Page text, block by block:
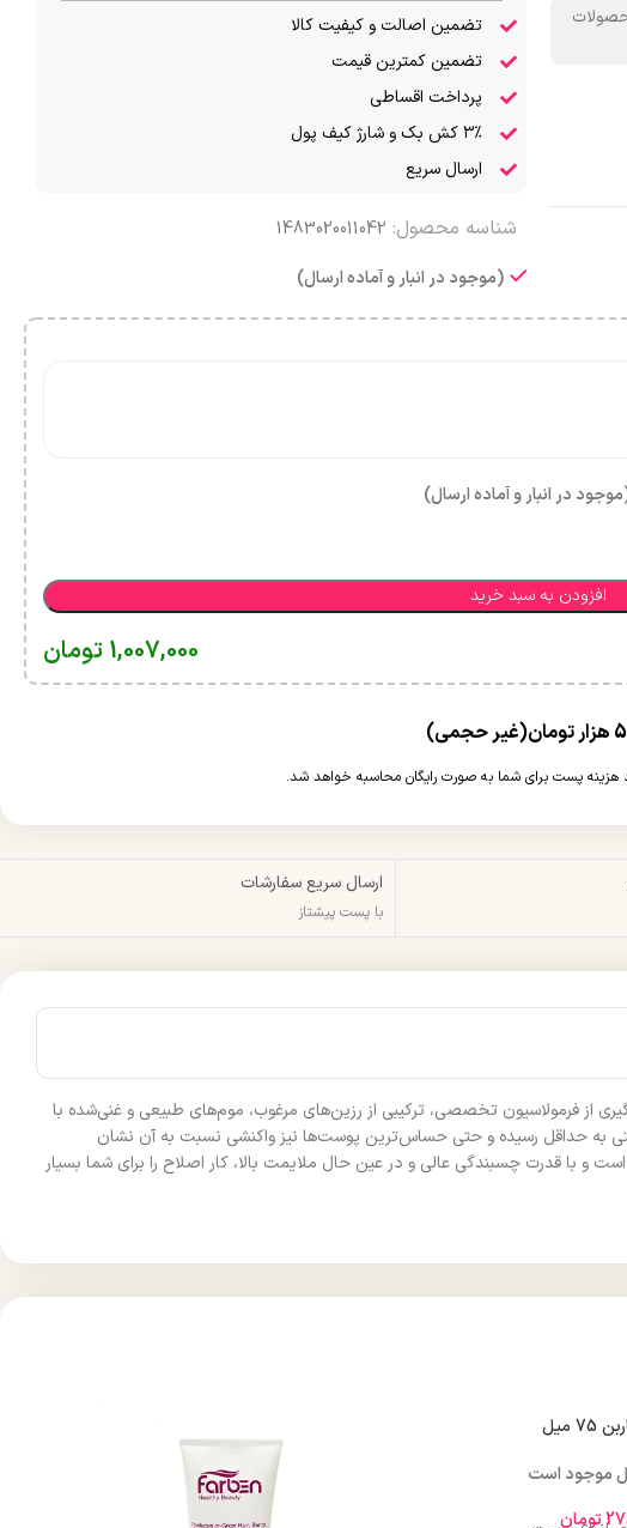
تضمین اصالت و کیفیت کالا
تضمین کمترین قیمت
پرداخت اقساطی
۳٪ کش بک و شارژ کیف پول
ارسال سریع
شناسه محصول: 1483020011042
(موجود در انبار و آماده ارسال)
در انبار و آماده ارسال)
افزودن به سبد خرید
1,007,000 تومان
ارسال سریع سفارشات
با پست پیشتاز
از فرمولاسیون تخصصی، ترکیبی از رزین‌های مرغوب، موم‌های طبیعی و غنی‌شده با
به حداقل رسیده و حتی حساس‌ترین پوست‌ها نیز واکنشی نسبت به آن نشان
قدرت چسبندگی عالی و در عین حال ملایمت بالا، کار اصلاح را برای شما بسیار
میل
موجود است
تومان